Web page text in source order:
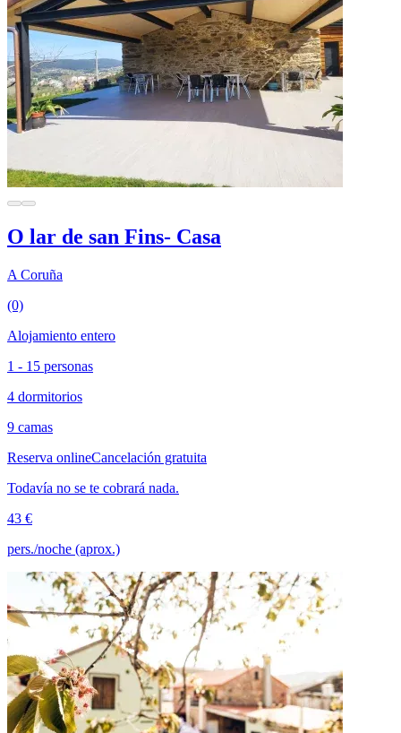
O lar de san Fins- Casa
A Coruña
(0)
Alojamiento entero
1 - 15 personas
4 dormitorios
9 camas
Reserva onlineCancelación gratuita
Todavía no se te cobrará nada.
43 €
pers./noche (aprox.)